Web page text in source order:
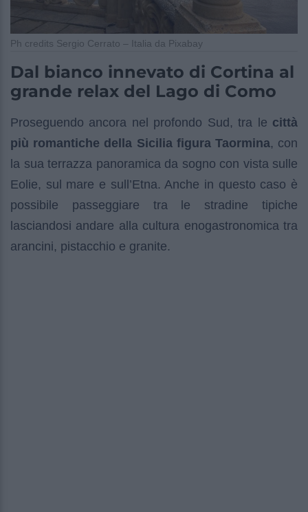
Ph credits Sergio Cerrato – Italia da Pixabay
Dal bianco innevato di Cortina al
grande relax del Lago di Como
Proseguendo ancora nel profondo Sud, tra le città
più romantiche della Sicilia figura Taormina, con
la sua terrazza panoramica da sogno con vista sulle
Eolie, sul mare e sull’Etna. Anche in questo caso è
possibile passeggiare tra le stradine tipiche
lasciandosi andare alla cultura enogastronomica tra
arancini, pistacchio e granite.